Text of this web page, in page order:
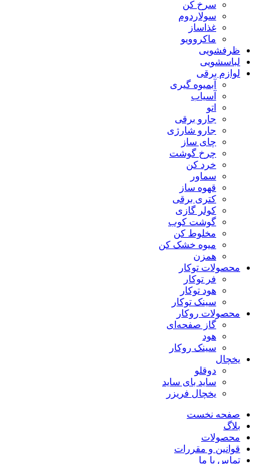
سرخ کن
سولاردوم
غذاساز
ماکروویو
ظرفشویی
لباسشویی
لوازم برقی
آبمیوه گیری
آسیاب
اتو
جارو برقی
جارو شارژی
چای ساز
چرخ گوشت
خرد کن
سماور
قهوه ساز
کتری برقی
کولر گازی
گوشت کوب
مخلوط کن
میوه خشک کن
همزن
محصولات توکار
فر توکار
هود توکار
سینک توکار
محصولات روکار
گاز صفحه‌ای
هود
سینک روکار
یخچال
دوقلو
ساید بای ساید
یخچال فریزر
صفحه نخست
بلاگ
محصولات
قوانین و مقررات
تماس با ما